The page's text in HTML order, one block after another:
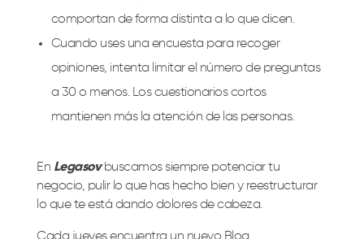
comportan de forma distinta a lo que dicen.
Cuando uses una encuesta para recoger
opiniones, intenta limitar el número de preguntas
a 30 o menos. Los cuestionarios cortos
mantienen más la atención de las personas.
En Legasovbuscamos siempre potenciar tu
negocio, pulir lo que has hecho bien y reestructurar
lo que te está dando dolores de cabeza.